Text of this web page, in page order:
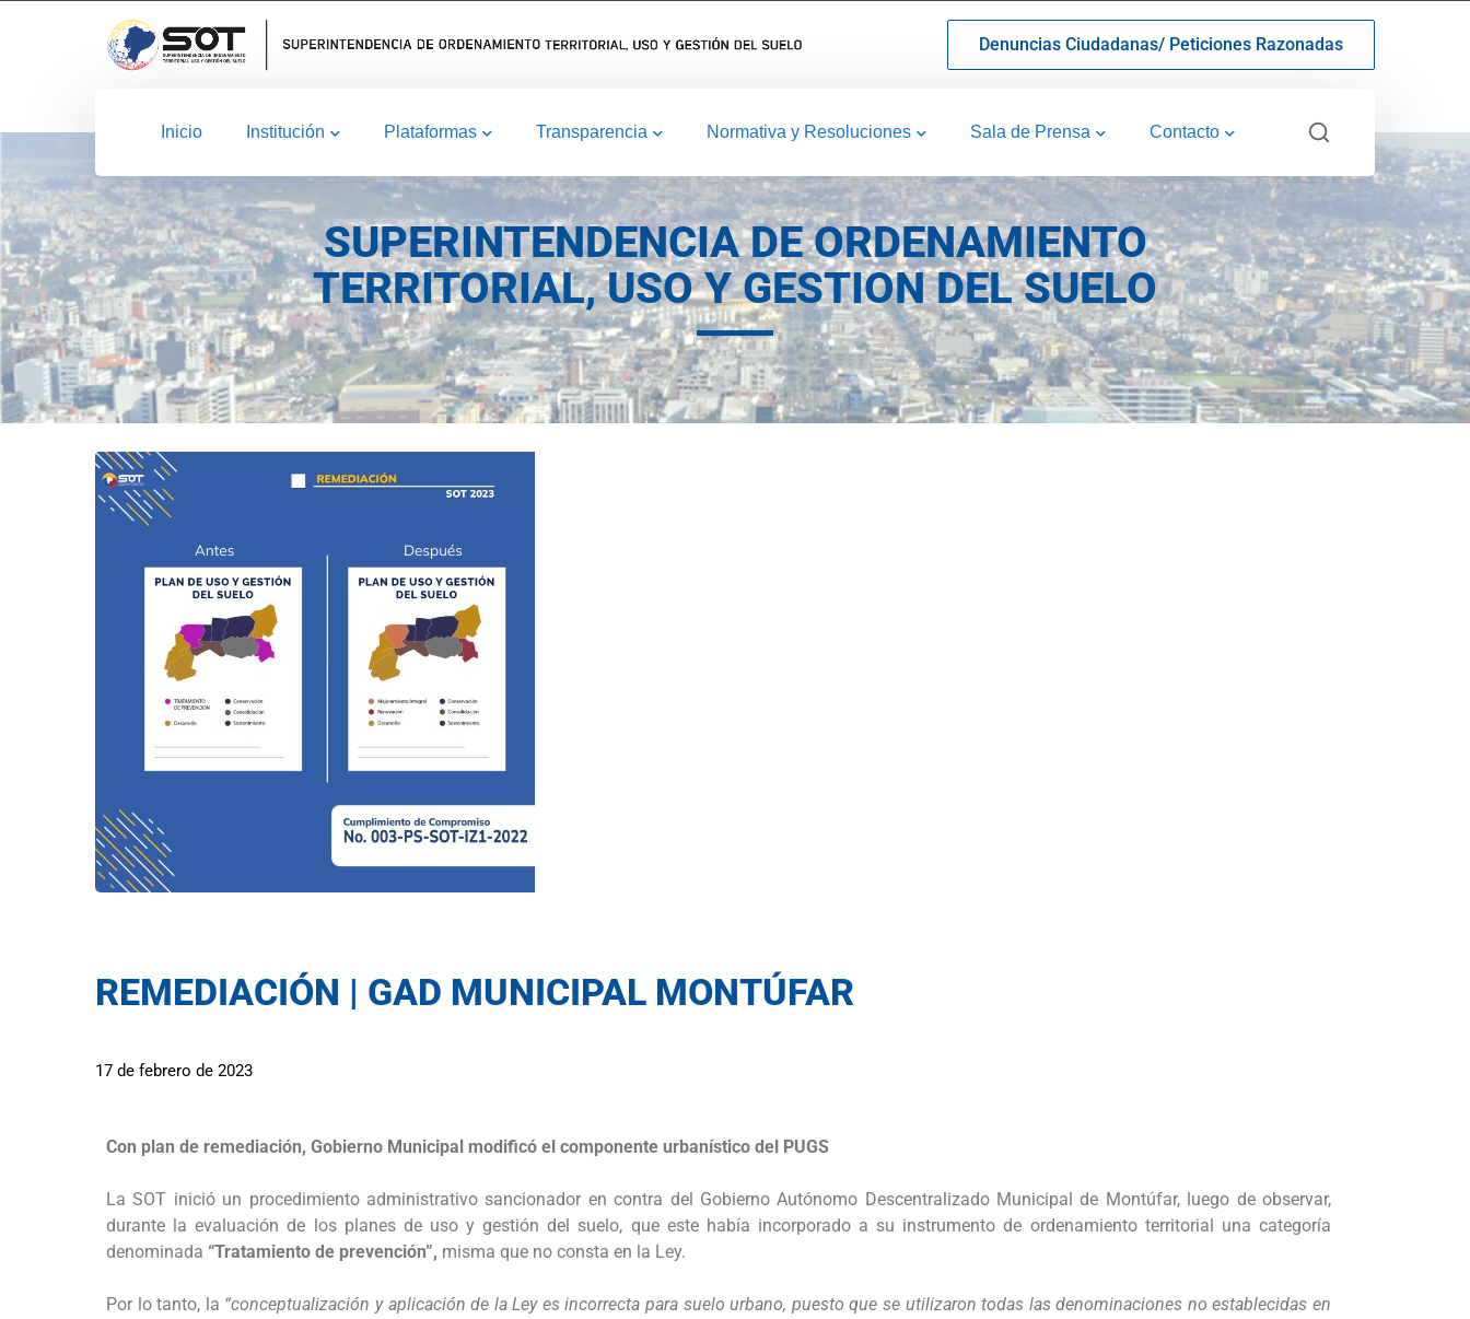
Denuncias Ciudadanas/ Peticiones Razonadas
Inicio Institución Plataformas Transparencia Normativa y Resoluciones Sala de Prensa Contacto
SUPERINTENDENCIA DE ORDENAMIENTO
TERRITORIAL, USO Y GESTION DEL SUELO
REMEDIACIÓN | GAD MUNICIPAL MONTÚFAR
17 de febrero de 2023
Con plan de remediación, Gobierno Municipal modificó el componente urbanístico del PUGS
La SOT inició un procedimiento administrativo sancionador en contra del Gobierno Autónomo Descentralizado Municipal de Montúfar, luego de observar,
durante la evaluación de los planes de uso y gestión del suelo, que este había incorporado a su instrumento de ordenamiento territorial una categoría
denominada “Tratamiento de prevención”, misma que no consta en la Ley.
Por lo tanto, la “conceptualización y aplicación de la Ley es incorrecta para suelo urbano, puesto que se utilizaron todas las denominaciones no establecidas en